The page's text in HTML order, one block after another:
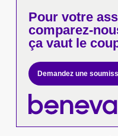
Pour votre
comparez-
ça vaut le
Demandez une